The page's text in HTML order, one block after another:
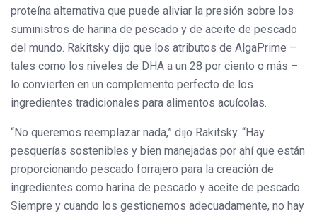
proteína alternativa que puede aliviar la presión sobre los
suministros de harina de pescado y de aceite de pescado
del mundo. Rakitsky dijo que los atributos de AlgaPrime –
tales como los niveles de DHA a un 28 por ciento o más –
lo convierten en un complemento perfecto de los
ingredientes tradicionales para alimentos acuícolas.
“No queremos reemplazar nada,” dijo Rakitsky. “Hay
pesquerías sostenibles y bien manejadas por ahí que están
proporcionando pescado forrajero para la creación de
ingredientes como harina de pescado y aceite de pescado.
Siempre y cuando los gestionemos adecuadamente, no hay